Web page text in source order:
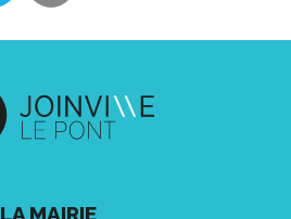
LA MAIRIE